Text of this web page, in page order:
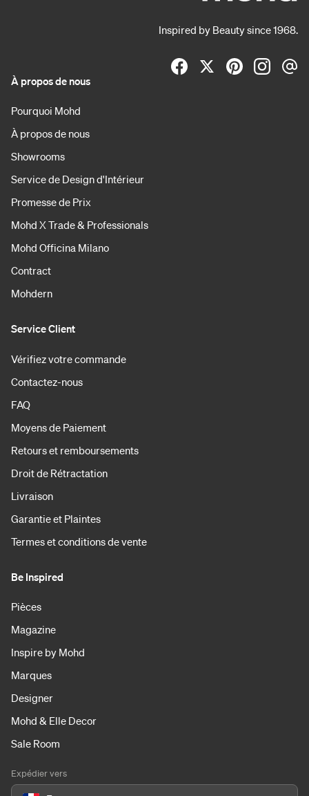
Inspired by Beauty since 1968.
À propos de nous
Pourquoi Mohd
À propos de nous
Showrooms
Service de Design d'Intérieur
Promesse de Prix
Mohd X Trade & Professionals
Mohd Officina Milano
Contract
Mohdern
Service Client
Vérifiez votre commande
Contactez-nous
FAQ
Moyens de Paiement
Retours et remboursements
Droit de Rétractation
Livraison
Garantie et Plaintes
Termes et conditions de vente
Be Inspired
Pièces
Magazine
Inspire by Mohd
Marques
Designer
Mohd & Elle Decor
Sale Room
Expédier vers